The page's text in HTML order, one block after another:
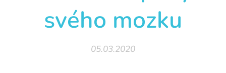
svého mozku
05.03.2020